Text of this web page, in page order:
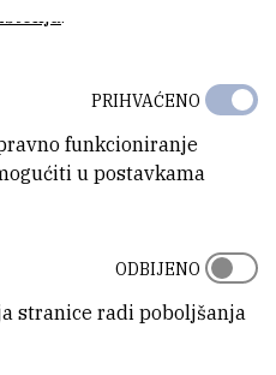
Zagreb
.
funkcioniranje
u postavkama
PRIHVAĆENO
stranice radi poboljšanja
ODBIJENO